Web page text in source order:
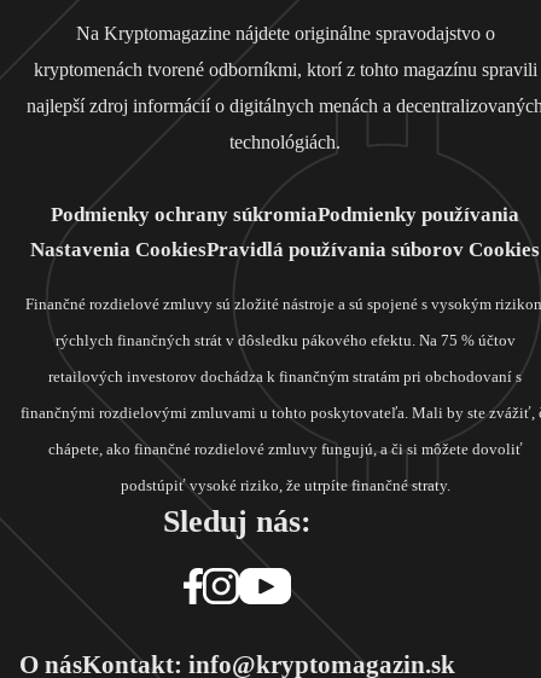
Na Kryptomagazine nájdete originálne spravodajstvo o
kryptomenách tvorené odborníkmi, ktorí z tohto magazínu spravili
najlepší zdroj informácií o digitálnych menách a
technológiách.
Podmienky ochrany súkromiaPodmienky používania
Nastavenia CookiesPravidlá používania súborov Cookies
Finančné rozdielové zmluvy sú zložité nástroje a sú spojené s vysokým
rýchlych finančných strát v dôsledku pákového efektu. Na 75 % účtov
retailových investorov dochádza k finančným stratám pri obchodovaní s
finančnými rozdielovými zmluvami u tohto poskytovateľa. Mali by ste zvážiť,
chápete, ako finančné rozdielové zmluvy fungujú, a či si môžete dovoliť
podstúpiť vysoké riziko, že utrpíte finančné straty.
Sleduj nás:
O násKontakt: info@kryptomagazin.sk